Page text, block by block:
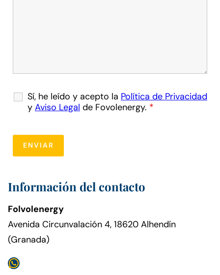
Sí, he leído y acepto la Política de Privacidad
y Aviso Legal de Fovolenergy. *
Información del contacto
Folvolenergy
Avenida Circunvalación 4, 18620 Alhendín
(Granada)
WhatsApp